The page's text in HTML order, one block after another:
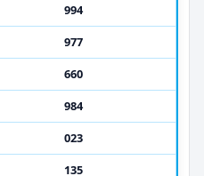
994
977
660
984
023
135